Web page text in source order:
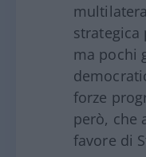
strategica
ma pochi
forze
però, che
favore di